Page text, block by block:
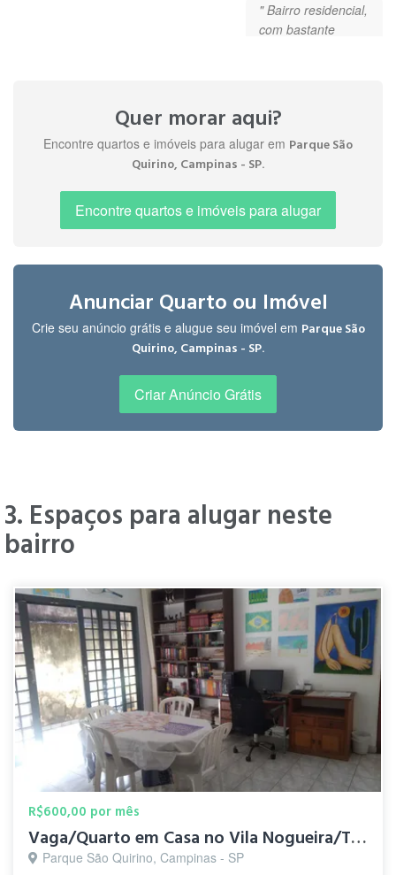
" Bairro residencial,
com bastante
bosques, parques
públicos, ciclovia,
mercados de
qualidade e bom
a 28 linhas de
ónibus. "
Gustavogarottiscandiuzzi
há 4 anos
Quer morar aqui?
Encontre quartos e imóveis para alugar em Parque São
Quirino, Campinas - SP.
Encontre quartos e imóveis para alugar
Anunciar Quarto ou Imóvel
Crie seu anúncio grátis e alugue seu imóvel em Parque São
Quirino, Campinas - SP.
Criar Anúncio Grátis
3. Espaços para alugar neste
bairro
R$600,00 por mês
Vaga/Quarto em Casa no Vila Nogueira/Taquaral
Parque São Quirino, Campinas - SP